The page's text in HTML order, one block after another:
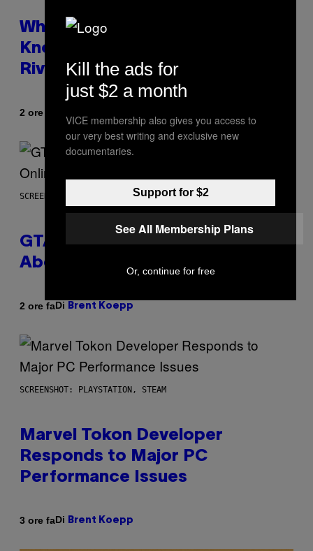
Who Is The Hood? Everything To
Know About The Newest Marvel
Rivals Character
2 ore fa
SCREENSHOT: ROCKSTAR GAMES
GTA 6 Gets Concerning Update
About GTA Online Release Date
2 ore faDi Brent Koepp
SCREENSHOT: PLAYSTATION, STEAM
Marvel Tokon Developer
Responds to Major PC
Performance Issues
3 ore faDi Brent Koepp
Kill the ads for
just $2 a month
VICE membership also gives you access to
our very best writing and exclusive new
documentaries.
Support for $2
See All Membership Plans
Or, continue for free